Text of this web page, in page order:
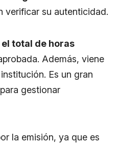
verificar su autenticidad.
total de horas
Además, viene
Es un gran
gestionar
la emisión, ya que es